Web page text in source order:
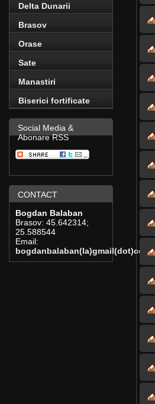
Delta Dunarii
Brasov
Orase
Sate
Manastiri
Biserici fortificate
Social Media &
Abonare RSS
CONTACT
Bogdan Balaban
Brasov: 45.642314;
25.588544
Email:
bogdanbalaban(la)gmail(dot)com